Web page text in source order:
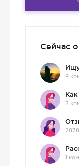
Сейчас
9
Как
3
1